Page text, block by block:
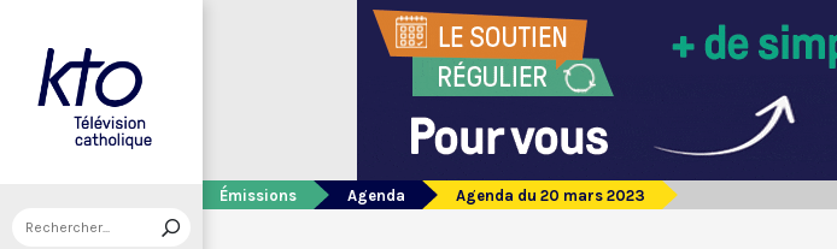
Émissions Agenda Agenda du 20 mars 2023